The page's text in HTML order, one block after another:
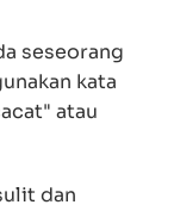
seseorang
kata
atau
dan